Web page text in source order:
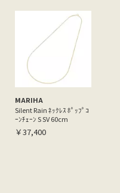
MARIHA
Silent Rain ﾈｯｸﾚｽ ﾎﾟｯﾌﾟｺ
ｰﾝﾁｪｰﾝ S SV 60cm
￥37,400